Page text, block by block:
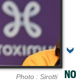
Photo : Sirotti